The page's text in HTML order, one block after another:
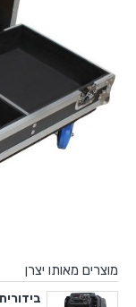
מוצרים מאותו יצרן